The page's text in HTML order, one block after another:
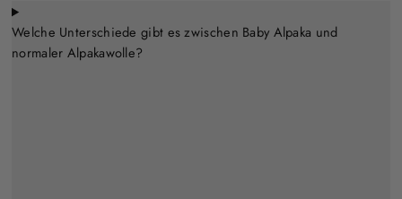
Welche Unterschiede gibt es zwischen Baby Alpaka und
normaler Alpakawolle?